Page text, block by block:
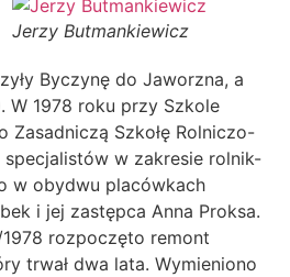
Jerzy Butmankiewicz
Byczynę do Jaworzna, a
W 1978 roku przy Szkole
Zasadniczą Szkołę Rolniczo-
specjalistów w zakresie rolnik-
w obydwu placówkach
i jej zastępca Anna Proksa.
rozpoczęto remont
trwał dwa lata. Wymieniono